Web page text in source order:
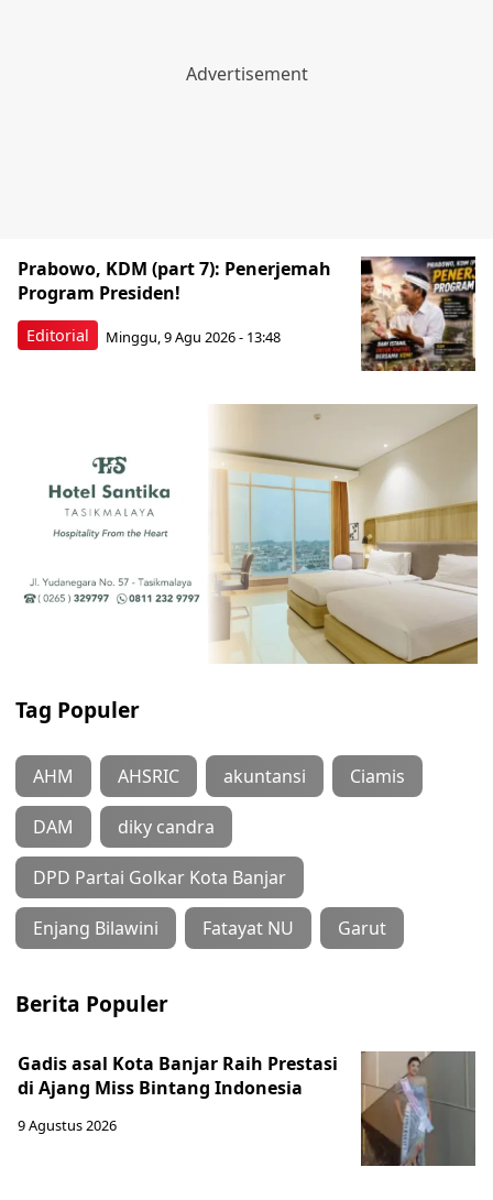
Editorial
Prabowo, KDM (part 7): Penerjemah
Program Presiden!
Minggu, 9 Agu 2026 - 13:48
Tag Populer
AHM AHSRIC akuntansi Ciamis
DAM diky candra
DPD Partai Golkar Kota Banjar
Enjang Bilawini Fatayat NU Garut
Berita Populer
Gadis asal Kota Banjar Raih Prestasi
di Ajang Miss Bintang Indonesia
9 Agustus 2026